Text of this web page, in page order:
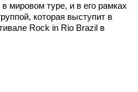
мировом туре, и в его рамках
которая выступит в
Rock in Rio Brazil в